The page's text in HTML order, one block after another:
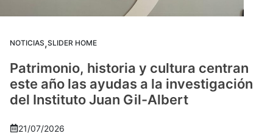
NOTICIAS,SLIDER HOME
Patrimonio, historia y cultura centran
este año las ayudas a la investigación
del Instituto Juan Gil-Albert
21/07/2026